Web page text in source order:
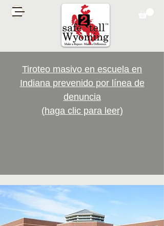
Tiroteo masivo en escuela en
Indiana prevenido por línea de
denuncia
(haga clic para leer)